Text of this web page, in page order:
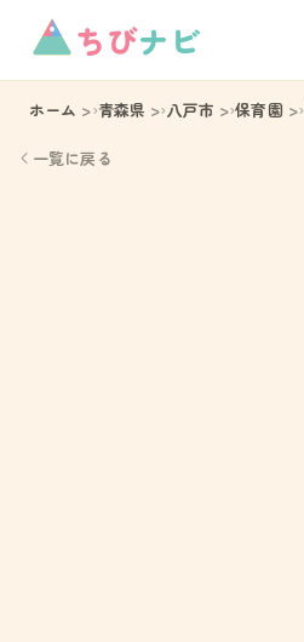
ちびナビ
ホーム 青森県 八戸市 保育園
一覧に戻る